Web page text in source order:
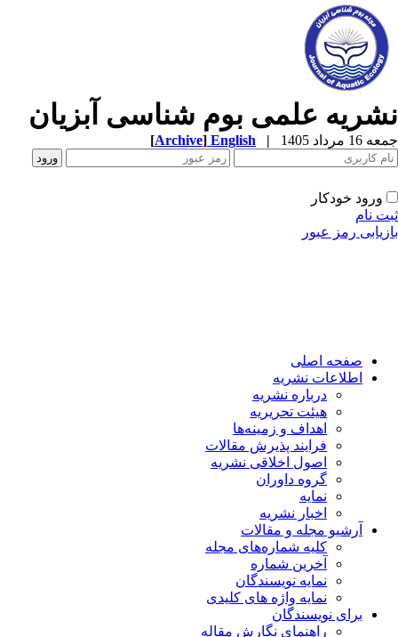
علمی بوم شناسی آبزیان
مرداد 1405 |
English
[Archive]
ورود خودکار
نام
رمز عبور
صفحه اصلی
اطلاعات نشریه
درباره نشریه
هیئت تحریریه
اهداف و زمینه‌ها
فرایند پذیرش مقالات
اصول اخلاقی نشریه
گروه داوران
نمایه
اخبار نشریه
آرشیو مجله و مقالات
کلیه شماره‌های مجله
آخرین شماره
نمایه نویسندگان
نمایه واژه های کلیدی
برای نویسندگان
راهنمای نگارش مقاله